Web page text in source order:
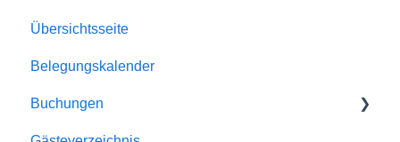
Automatismen
Dokumente
E-Mailversand
Übersichtsseite
Belegungskalender
Buchungen